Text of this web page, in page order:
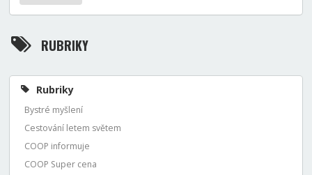
RUBRIKY
Rubriky
Bystré myšlení
Cestování letem světem
COOP informuje
COOP Super cena